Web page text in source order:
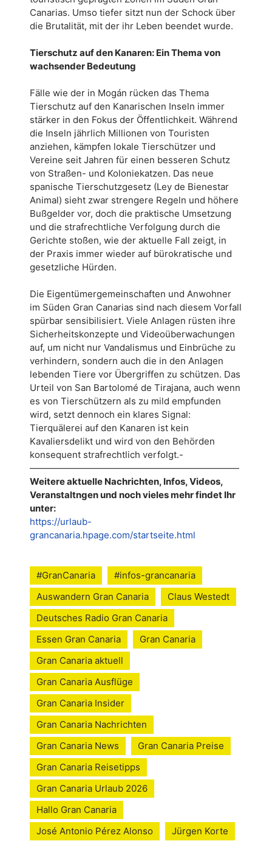
Canarias. Umso tiefer sitzt nun der Schock über
die Brutalität, mit der ihr Leben beendet wurde.
Tierschutz auf den Kanaren: Ein Thema von
wachsender Bedeutung
Fälle wie der in Mogán rücken das Thema
Tierschutz auf den Kanarischen Inseln immer
stärker in den Fokus der Öffentlichkeit. Während
die Inseln jährlich Millionen von Touristen
anziehen, kämpfen lokale Tierschützer und
Vereine seit Jahren für einen besseren Schutz
von Straßen- und Koloniekatzen. Das neue
spanische Tierschutzgesetz (Ley de Bienestar
Animal) sieht zwar strengere Regeln und höhere
Bußgelder vor, doch die praktische Umsetzung
und die strafrechtliche Verfolgung durch die
Gerichte stoßen, wie der aktuelle Fall zeigt, in
der Praxis immer wieder auf bürokratische und
gesetzliche Hürden.
Die Eigentümergemeinschaften und Anwohner
im Süden Gran Canarias sind nach diesem Vorfall
spürbar sensibilisiert. Viele Anlagen rüsten ihre
Sicherheitskonzepte und Videoüberwachungen
auf, um nicht nur Vandalismus und Einbrüche zu
verhindern, sondern auch die in den Anlagen
lebenden Tiere vor Übergriffen zu schützen. Das
Urteil von San Bartolomé de Tirajana, auch wenn
es von Tierschützern als zu mild empfunden
wird, setzt dennoch ein klares Signal:
Tierquälerei auf den Kanaren ist kein
Kavaliersdelikt und wird von den Behörden
konsequent strafrechtlich verfolgt.-
———————————————————————
Weitere aktuelle Nachrichten, Infos, Videos,
Veranstaltngen und noch vieles mehr findet Ihr
unter:
https://urlaub-
grancanaria.hpage.com/startseite.html
#GranCanaria
#infos-grancanaria
Auswandern Gran Canaria
Claus Westedt
Deutsches Radio Gran Canaria
Essen Gran Canaria
Gran Canaria
Gran Canaria aktuell
Gran Canaria Ausflüge
Gran Canaria Insider
Gran Canaria Nachrichten
Gran Canaria News
Gran Canaria Preise
Gran Canaria Reisetipps
Gran Canaria Urlaub 2026
Hallo Gran Canaria
José Antonio Pérez Alonso
Jürgen Korte